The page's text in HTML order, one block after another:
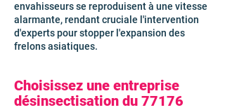
envahisseurs se reproduisent à une vitesse
alarmante, rendant cruciale l'intervention
d'experts pour stopper l'expansion des
frelons asiatiques.
Choisissez une entreprise
désinsectisation du 77176